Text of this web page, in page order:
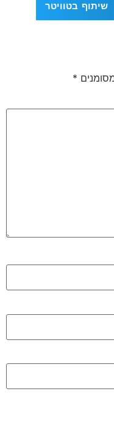
שיתוף בטוויטר
*